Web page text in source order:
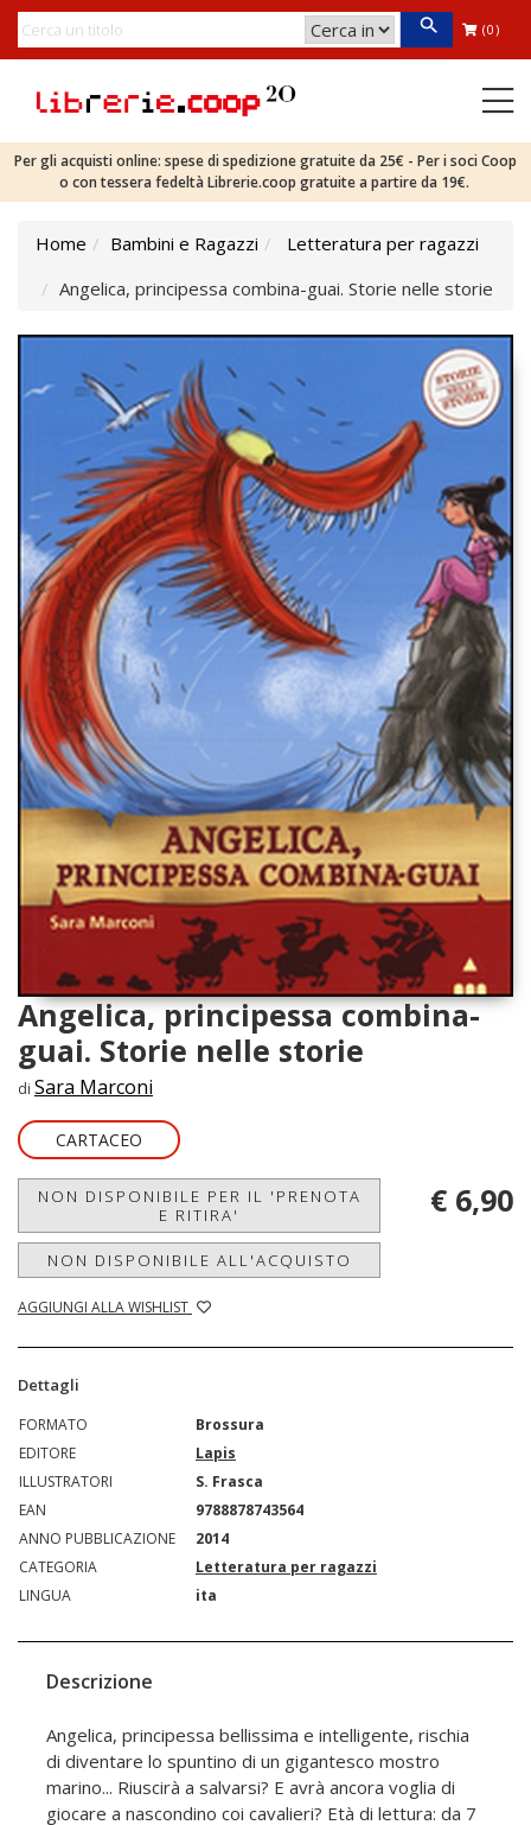
(0)
Per gli acquisti online: spese di spedizione gratuite da 25€ - Per i soci Coop
o con tessera fedeltà Librerie.coop gratuite a partire da 19€.
Home Bambini e Ragazzi
Letteratura per ragazzi
Angelica, principessa combina-guai. Storie nelle storie
Angelica, principessa combina-
guai. Storie nelle storie
di Sara Marconi
CARTACEO
NON DISPONIBILE PER IL 'PRENOTA
E RITIRA'
NON DISPONIBILE ALL'ACQUISTO
AGGIUNGI ALLA WISHLIST
€ 6,90
Dettagli
FORMATO
Brossura
EDITORE
Lapis
ILLUSTRATORI
S. Frasca
EAN
9788878743564
ANNO PUBBLICAZIONE
2014
CATEGORIA
Letteratura per ragazzi
LINGUA
ita
Descrizione
Angelica, principessa bellissima e intelligente, rischia
di diventare lo spuntino di un gigantesco mostro
marino... Riuscirà a salvarsi? E avrà ancora voglia di
giocare a nascondino coi cavalieri? Età di lettura: da 7